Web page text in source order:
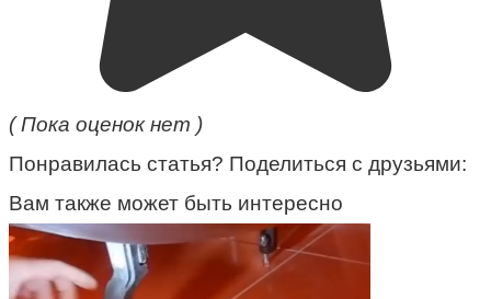
( Пока оценок нет )
Понравилась статья? Поделиться с друзьями:
Вам также может быть интересно